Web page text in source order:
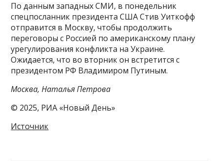
По данным западных СМИ, в понедельник
спецпосланник президента США Стив Уиткофф
отправится в Москву, чтобы продолжить
переговоры с Россией по американскому плану
урегулирования конфликта на Украине.
Ожидается, что во вторник он встретится с
президентом РФ Владимиром Путиным.
Москва, Наталья Петрова
© 2025, РИА «Новый День»
Источник